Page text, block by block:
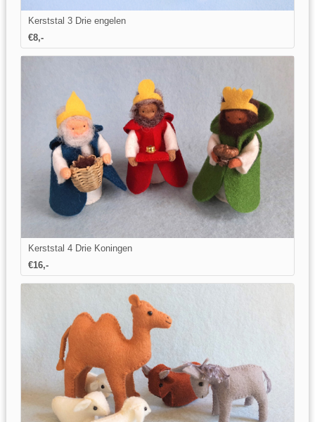
Kerststal 3 Drie engelen
€8,-
Kerststal 4 Drie Koningen
€16,-